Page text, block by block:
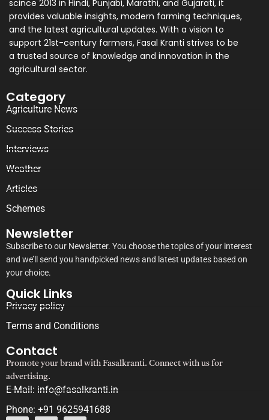
scince 2013 in Hindi, Punjabi, Marathi, and Gujarati, it
provides valuable insights, modern farming techniques,
and the latest agricultural updates. With a vision to
support 21st-century farmers, Fasal Kranti strives to be
a trusted source of knowledge and innovation in the
agricultural sector.
Category
Agriculture News
Success Stories
Interviews
Weather
Articles
Schemes
Newsletter
Subscribe to our Newsletter. You choose the topics of your interest
and we’ll send you handpicked news and latest updates based on
your choice.
Quick Links
Privacy policy
Terms and Conditions
Contact
Promote your brand with Fasalkranti. Connect with us for
advertising.
E-Mail: info@fasalkranti.in
Phone: +91 9625941688